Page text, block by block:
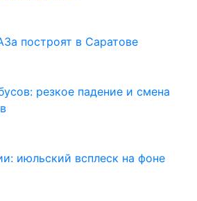
построят в Саратове
резкое падение и смена
июльский всплеск на фоне